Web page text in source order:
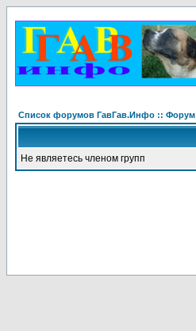
Список форумов ГавГав.Инфо :: Форум
Не являетесь членом групп